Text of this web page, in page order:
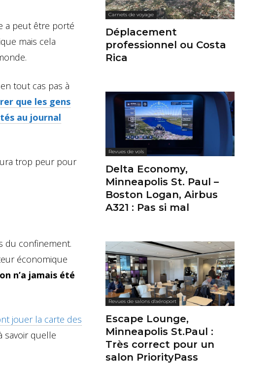
a peut être porté
mais cela
tout cas pas à
que les gens
au journal
trop peur pour
du confinement.
économique
n’a jamais été
jouer la carte des
savoir quelle
Carnets de voyage
Déplacement
professionnel ou Costa
Rica
Revues de vols
Delta Economy,
Minneapolis St. Paul –
Boston Logan, Airbus
A321 : Pas si mal
Revues de salons d'aéroport
Escape Lounge,
Minneapolis St.Paul :
Très correct pour un
salon PriorityPass